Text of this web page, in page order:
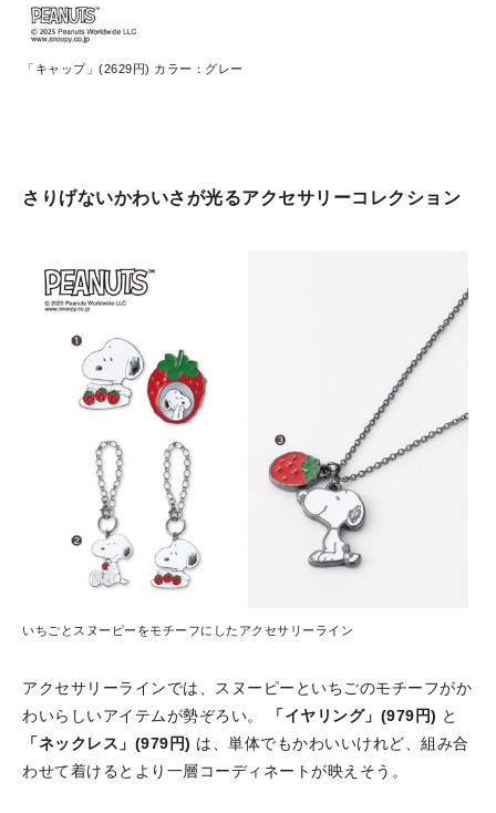
「キャップ」(2629円) カラー：グレー
さりげないかわいさが光るアクセサリーコレクション
いちごとスヌーピーをモチーフにしたアクセサリーライン
アクセサリーラインでは、スヌーピーといちごのモチーフがか
わいらしいアイテムが勢ぞろい。
「イヤリング」(979円) と
「ネックレス」(979円) は、単体でもかわいいけれど、組み合
わせて着けるとより一層コーディネートが映えそう。